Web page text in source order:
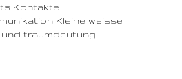
Kontakte
Kleine weisse
und traumdeutung